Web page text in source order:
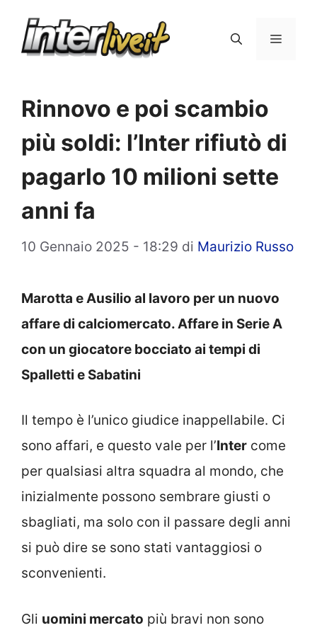
Menu
Rinnovo e poi scambio
più soldi: l’Inter rifiutò di
pagarlo 10 milioni sette
anni fa
10 Gennaio 2025 - 18:29 di Maurizio Russo
Marotta e Ausilio al lavoro per un nuovo
affare di calciomercato. Affare in Serie A
con un giocatore bocciato ai tempi di
Spalletti e Sabatini
Il tempo è l’unico giudice inappellabile. Ci
sono affari, e questo vale per l’Inter come
per qualsiasi altra squadra al mondo, che
inizialmente possono sembrare giusti o
sbagliati, ma solo con il passare degli anni
si può dire se sono stati vantaggiosi o
sconvenienti.
Gli uomini mercato più bravi non sono